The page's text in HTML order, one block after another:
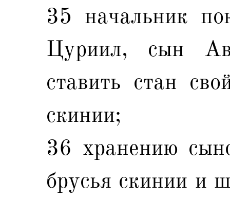
35 начальник
Цуриил, сын
ставить стан
скинии;
36 хранению
брусья скинии и